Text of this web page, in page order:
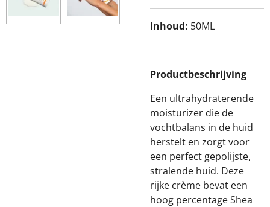
Inhoud: 50ML
Productbeschrijving
Een ultrahydraterende
moisturizer die de
vochtbalans in de huid
herstelt en zorgt voor
een perfect gepolijste,
stralende huid. Deze
rijke crème bevat een
hoog percentage Shea